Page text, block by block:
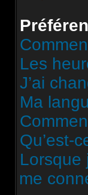
Les
J’ai
Ma
Qu’est-
Lorsque
me